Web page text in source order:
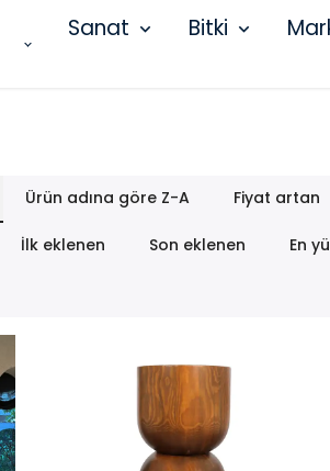
Sanat Bitki
Ürün adına göre Z-A Fiyat artan
İlk eklenen Son eklenen En